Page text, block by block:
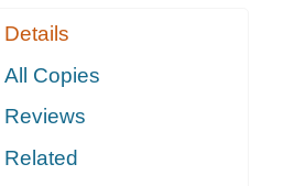
Details
All Copies
Reviews
Related